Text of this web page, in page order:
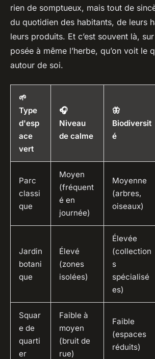
rien de somptueux, mais tout de
du quotidien des habitants, de leurs
leurs produits. Et c’est souvent là,
posée à même l’herbe, qu’on voit le
autour de soi.
🌱
Type
d'esp
ace
vert
🎧
Niveau
de calme
🦋
Biodiversit
é
Parc
classi
que
Moyen
(fréquent
é en
journée)
Moyenne
(arbres,
oiseaux)
Jardin
botani
que
Élevé
(zones
isolées)
Élevée
(collection
s
spécialisé
es)
Squar
e de
quarti
er
Faible à
moyen
(bruit de
rue)
Faible
(espaces
réduits)